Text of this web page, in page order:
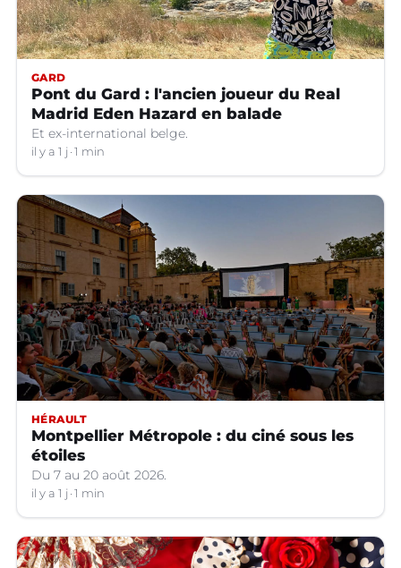
GARD
Pont du Gard : l'ancien joueur du Real
Madrid Eden Hazard en balade
Et ex-international belge.
il y a 1 j 1 min
HÉRAULT
Montpellier Métropole : du ciné sous les
étoiles
Du 7 au 20 août 2026.
il y a 1 j 1 min